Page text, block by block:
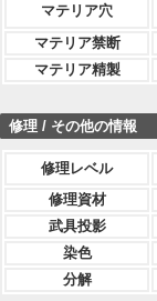
マテリア穴
マテリア禁断
マテリア精製
修理 / その他の情報
修理レベル
修理資材
武具投影
染色
分解